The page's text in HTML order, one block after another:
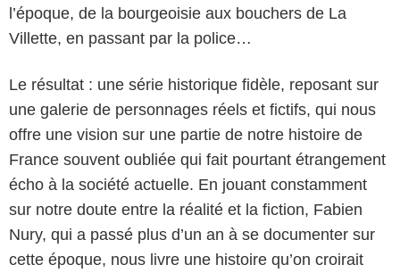
l’époque, de la bourgeoisie aux bouchers de La
Villette, en passant par la police…
Le résultat : une série historique fidèle, reposant sur
une galerie de personnages réels et fictifs, qui nous
offre une vision sur une partie de notre histoire de
France souvent oubliée qui fait pourtant étrangement
écho à la société actuelle. En jouant constamment
sur notre doute entre la réalité et la fiction, Fabien
Nury, qui a passé plus d’un an à se documenter sur
cette époque, nous livre une histoire qu’on croirait